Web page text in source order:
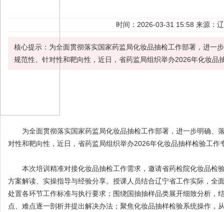
时间：2026-03-31 15:58 来源：
核心提示：为全面贯彻落实国家药监局化妆品抽检工作部署，进一
规范性、针对性和靶向性，近日，省药监局组织举办2026年化妆品
为全面贯彻落实国家药监局化妆品抽检工作部署，进一步明确、
对性和靶向性，近日，省药监局组织举办2026年化妆品抽样检验工作
本次培训精准对接化妆品抽检工作需求，邀请省药检院化妆品检
方案解读、实操指导与经验分享。授课人员结合辽宁省工作实际，
处置各环节工作标准与执行要求；围绕国抽抽样品类展开细致分析
点、难点逐一剖析并提出解决办法；聚焦化妆品抽样检验系统操作